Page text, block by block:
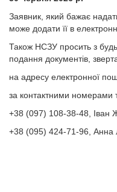
Заявник, який бажає
може додати її в
Також НСЗУ просить з
подання документів,
на адресу електронної
за контактними номерами
+38 (097) 108-38-48, Іван
+38 (095) 424-71-96, Анна